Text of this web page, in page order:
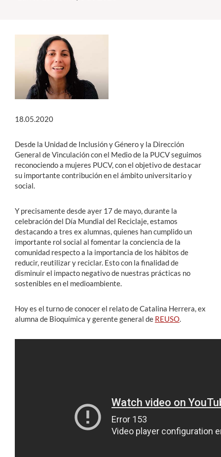
Académicos
Funcionarios
English
18.05.2020
Desde la Unidad de Inclusión y Género y la Dirección
General de Vinculación con el Medio de la PUCV seguimos
reconociendo a mujeres PUCV, con el objetivo de destacar
su importante contribución en el ámbito universitario y
social.
Y precisamente desde ayer 17 de mayo, durante la
celebración del Día Mundial del Reciclaje, estamos
destacando a tres ex alumnas, quienes han cumplido un
importante rol social al fomentar la conciencia de la
comunidad respecto a la importancia de los hábitos de
reducir, reutilizar y reciclar. Esto con la finalidad de
disminuir el impacto negativo de nuestras prácticas no
sostenibles en el medioambiente.
Hoy es el turno de conocer el relato de Catalina Herrera, ex
alumna de Bioquímica y gerente general de REUSO.